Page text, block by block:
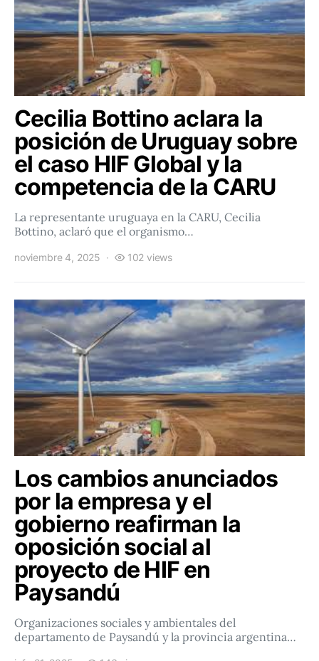
Cecilia Bottino aclara la
posición de Uruguay sobre
el caso HIF Global y la
competencia de la CARU
La representante uruguaya en la CARU, Cecilia
Bottino, aclaró que el organismo…
noviembre 4, 2025 102 views
Los cambios anunciados
por la empresa y el
gobierno reafirman la
oposición social al
proyecto de HIF en
Paysandú
Organizaciones sociales y ambientales del
departamento de Paysandú y la provincia argentina…